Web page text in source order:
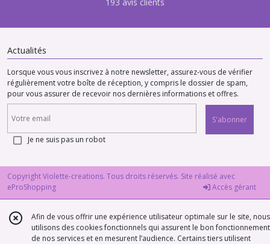
193 avis clients
Actualités
Lorsque vous vous inscrivez à notre newsletter, assurez-vous de vérifier
régulièrement votre boîte de réception, y compris le dossier de spam,
pour vous assurer de recevoir nos dernières informations et offres.
S'abonner
Je ne suis pas un robot
Copyright Violette-creations. Tous droits réservés. Site réalisé avec
eProShopping
Accès gérant
Afin de vous offrir une expérience utilisateur optimale sur le site, nous
utilisons des cookies fonctionnels qui assurent le bon fonctionnement
de nos services et en mesurent l’audience. Certains tiers utilisent